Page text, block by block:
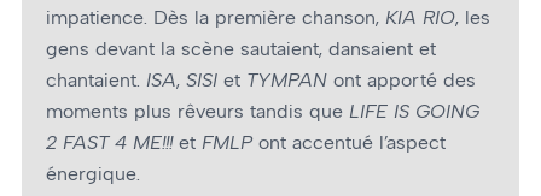
impatience. Dès la première chanson, KIA RIO, les
gens devant la scène sautaient, dansaient et
chantaient. ISA, SISI et TYMPAN ont apporté des
moments plus rêveurs tandis que LIFE IS GOING
2 FAST 4 ME!!!et FMLPont accentué l’aspect
énergique.